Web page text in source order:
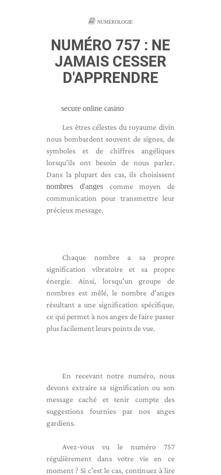
NUMÉROLOGIE
NUMÉRO 757 : NE
JAMAIS CESSER
D'APPRENDRE
secure online casino
Les êtres célestes du royaume divin
nous bombardent souvent de signes, de
symboles et de chiffres angéliques
lorsqu'ils ont besoin de nous parler.
Dans la plupart des cas, ils choisissent
nombres d'angescomme moyen de
communication pour transmettre leur
précieux message.
Chaque nombre a sa propre
signification vibratoire et sa propre
énergie. Ainsi, lorsqu'un groupe de
nombres est mêlé, le nombre d'anges
résultant a une signification spécifique,
ce qui permet à nos anges de faire passer
plus facilement leurs points de vue.
En recevant notre numéro, nous
devons extraire sa signification ou son
message caché et tenir compte des
suggestions fournies par nos anges
gardiens.
Avez-vous vu le numéro 757
régulièrement dans votre vie en ce
moment ? Si c'est le cas, continuez à lire